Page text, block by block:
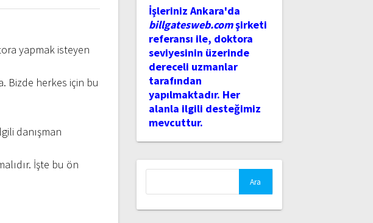
yapmak isteyen
Bizde herkes için bu
danışman
İşte bu ön
İşleriniz Ankara'da
billgatesweb.comşirketi
referansı ile, doktora
seviyesinin üzerinde
dereceli uzmanlar
tarafından
yapılmaktadır. Her
alanla ilgili desteğimiz
mevcuttur.